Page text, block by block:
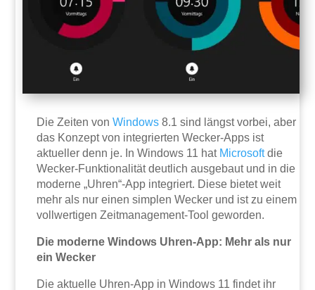
Die Zeiten vonWindows 8.1 sind längst vorbei, aber
das Konzept von integrierten Wecker-Apps ist
aktueller denn je. In Windows 11 hat Microsoftdie
Wecker-Funktionalität deutlich ausgebaut und in die
moderne „Uhren“-App integriert. Diese bietet weit
mehr als nur einen simplen Wecker und ist zu einem
vollwertigen Zeitmanagement-Tool geworden.
Die moderne Windows Uhren-App: Mehr als nur
ein Wecker
Die aktuelle Uhren-App in Windows 11 findet ihr